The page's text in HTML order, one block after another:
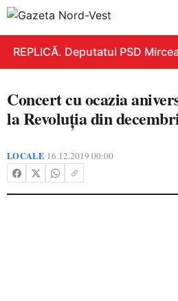
REPLICĂ. Deputatul PSD
Concert cu ocazia
la Revoluția din
LOCALE•16.12.2019 00:00